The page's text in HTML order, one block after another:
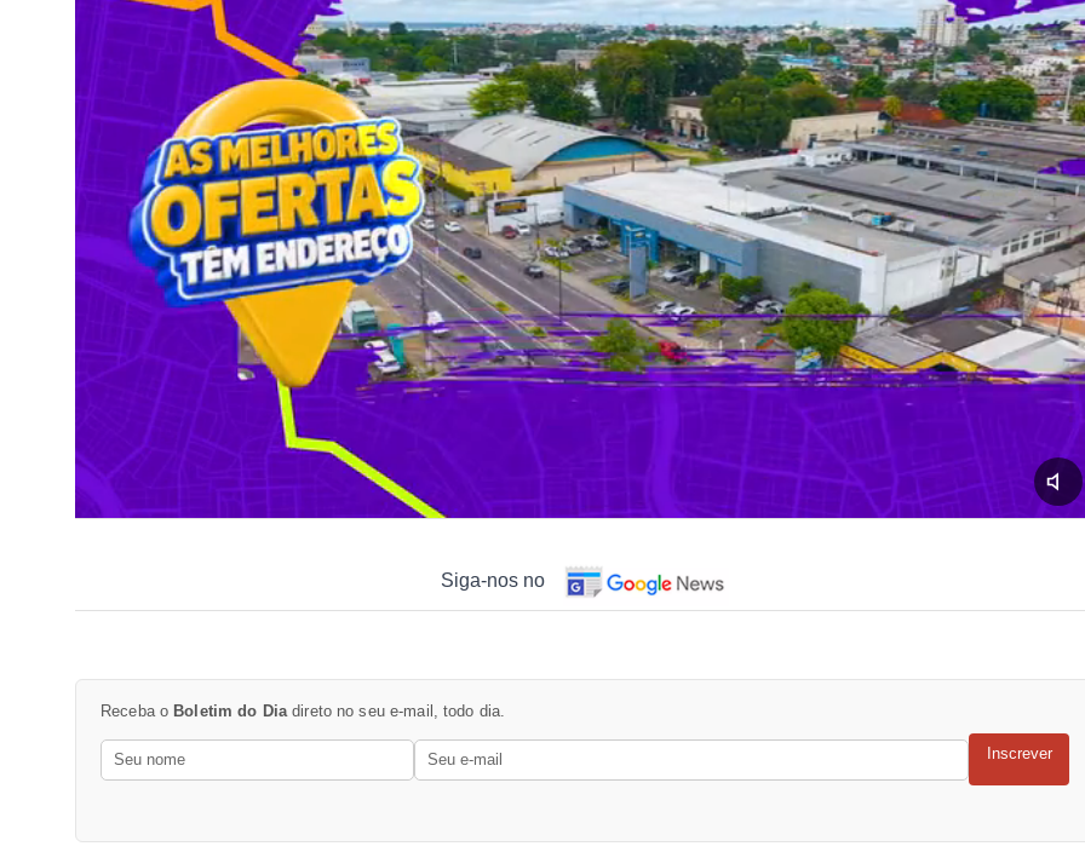
Siga-nos no
Receba o Boletim do Dia direto no seu e-mail, todo dia.
Inscrever